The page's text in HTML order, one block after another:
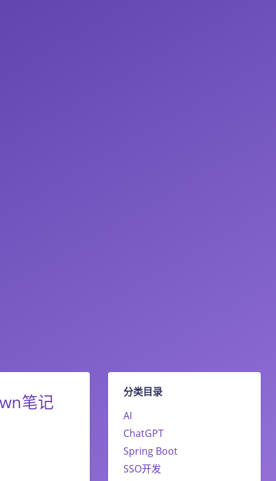
分类目录
AI
ChatGPT
Spring Boot
SSO开发
笔记